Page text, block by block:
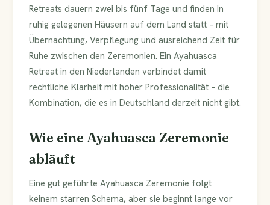
Retreats dauern zwei bis fünf Tage und finden in
ruhig gelegenen Häusern auf dem Land statt – mit
Übernachtung, Verpflegung und ausreichend Zeit für
Ruhe zwischen den Zeremonien. Ein Ayahuasca
Retreat in den Niederlanden verbindet damit
rechtliche Klarheit mit hoher Professionalität – die
Kombination, die es in Deutschland derzeit nicht gibt.
Wie eine Ayahuasca Zeremonie
abläuft
Eine gut geführte Ayahuasca Zeremonie folgt
keinem starren Schema, aber sie beginnt lange vor